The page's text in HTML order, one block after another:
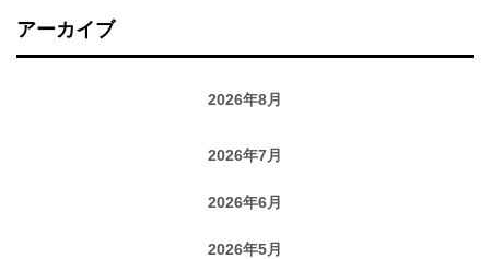
アーカイブ
2026年8月
2026年7月
2026年6月
2026年5月